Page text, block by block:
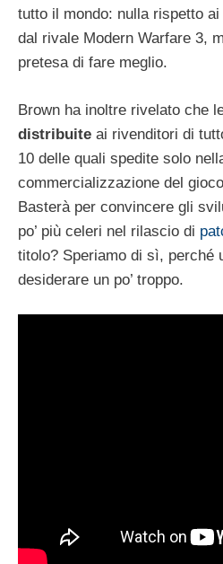
tutto il mondo: nulla rispetto ai
dal rivale Modern Warfare 3,
pretesa di fare meglio.
Brown ha inoltre rivelato che
distribuite ai rivenditori di
10 delle quali spedite solo
commercializzazione del
Basterà per convincere gli
po’ più celeri nel rilascio di
titolo? Speriamo di sì, perché
desiderare un po’ troppo.